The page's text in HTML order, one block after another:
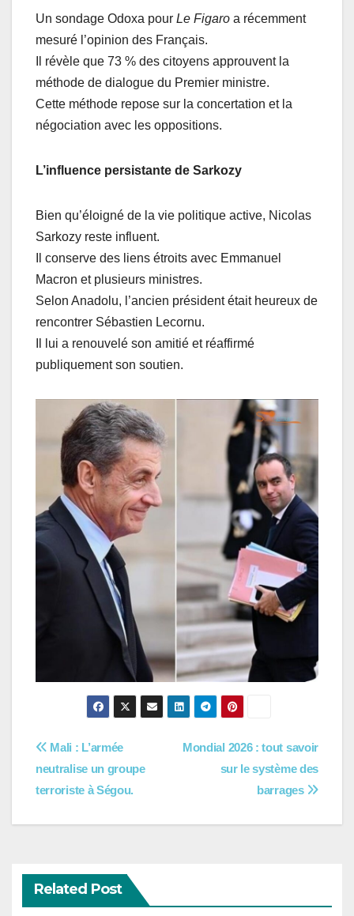
Un sondage Odoxa pour Le Figaro a récemment
mesuré l’opinion des Français.
Il révèle que 73 % des citoyens approuvent la
méthode de dialogue du Premier ministre.
Cette méthode repose sur la concertation et la
négociation avec les oppositions.
L’influence persistante de Sarkozy
Bien qu’éloigné de la vie politique active, Nicolas
Sarkozy reste influent.
Il conserve des liens étroits avec Emmanuel
Macron et plusieurs ministres.
Selon Anadolu, l’ancien président était heureux de
rencontrer Sébastien Lecornu.
Il lui a renouvelé son amitié et réaffirmé
publiquement son soutien.
Navigation
de
l’article
Mondial 2026 : tout savoir
sur le système des
barrages
Mali : L’armée
neutralise un groupe
terroriste à Ségou.
Related Post